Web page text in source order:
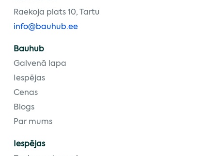
Raekoja plats 10, Tartu
info@bauhub.ee
Bauhub
Galvenā lapa
Iespējas
Cenas
Blogs
Par mums
Iespējas